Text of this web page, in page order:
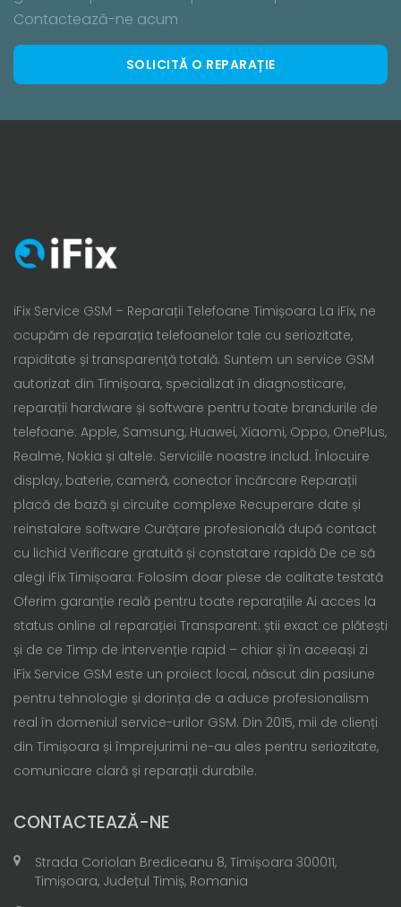
Contactează-ne acum
SOLICITĂ O REPARAȚIE
iFix Service GSM – Reparații Telefoane Timișoara La iFix, ne
ocupăm de reparația telefoanelor tale cu seriozitate,
rapiditate și transparență totală. Suntem un service GSM
autorizat din Timișoara, specializat în diagnosticare,
reparații hardware și software pentru toate brandurile de
telefoane: Apple, Samsung, Huawei, Xiaomi, Oppo, OnePlus,
Realme, Nokia și altele. Serviciile noastre includ: Înlocuire
display, baterie, cameră, conector încărcare Reparații
placă de bază și circuite complexe Recuperare date și
reinstalare software Curățare profesională după contact
cu lichid Verificare gratuită și constatare rapidă De ce să
alegi iFix Timișoara: Folosim doar piese de calitate testată
Oferim garanție reală pentru toate reparațiile Ai acces la
status online al reparației Transparent: știi exact ce plătești
și de ce Timp de intervenție rapid – chiar și în aceeași zi
iFix Service GSM este un proiect local, născut din pasiune
pentru tehnologie și dorința de a aduce profesionalism
real în domeniul service-urilor GSM. Din 2015, mii de clienți
din Timișoara și împrejurimi ne-au ales pentru seriozitate,
comunicare clară și reparații durabile.
CONTACTEAZĂ-NE
Strada Coriolan Brediceanu 8, Timișoara 300011,
Timișoara, Județul Timiș, Romania